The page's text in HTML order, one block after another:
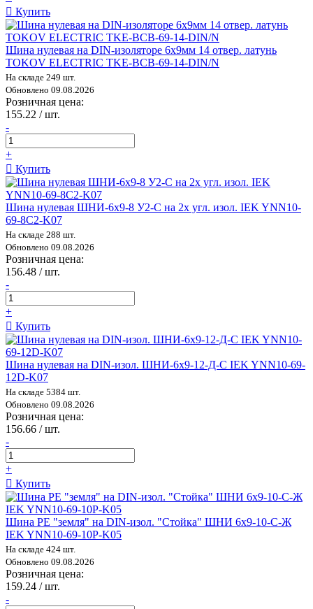
Купить
Шина нулевая на DIN-изоляторе 6х9мм 14 отвер. латунь
TOKOV ELECTRIC TKE-BCB-69-14-DIN/N
На складе 249 шт.
Обновлено 09.08.2026
Розничная цена:
155.22 / шт.
-
+
Купить
Шина нулевая ШНИ-6х9-8 У2-С на 2х угл. изол. IEK YNN10-
69-8C2-K07
На складе 288 шт.
Обновлено 09.08.2026
Розничная цена:
156.48 / шт.
-
+
Купить
Шина нулевая на DIN-изол. ШНИ-6х9-12-Д-С IEK YNN10-69-
12D-K07
На складе 5384 шт.
Обновлено 09.08.2026
Розничная цена:
156.66 / шт.
-
+
Купить
Шина PE "земля" на DIN-изол. "Стойка" ШНИ 6х9-10-С-Ж
IEK YNN10-69-10P-K05
На складе 424 шт.
Обновлено 09.08.2026
Розничная цена:
159.24 / шт.
-